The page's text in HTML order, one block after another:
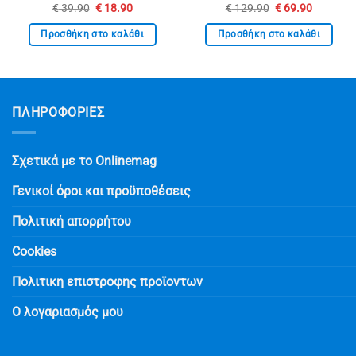
€39.90 Original
was:
€ 39.90.
€18.90Η
τιμή
είναι:
Προσθήκη στο καλάθι
€129.90 Original
was:
€ 129.90.
€ 69.90Η
τιμή
είναι:
Προσθήκη στο καλάθι
ΠΛΗΡΟΦΟΡΙΕΣ
Σχετικά με το Onlinemag
Γενικοί όροι και προϋποθέσεις
Πολιτική απορρήτου
Cookies
Πολιτικη επιστροφης προϊοντων
Ο λογαριασμός μου